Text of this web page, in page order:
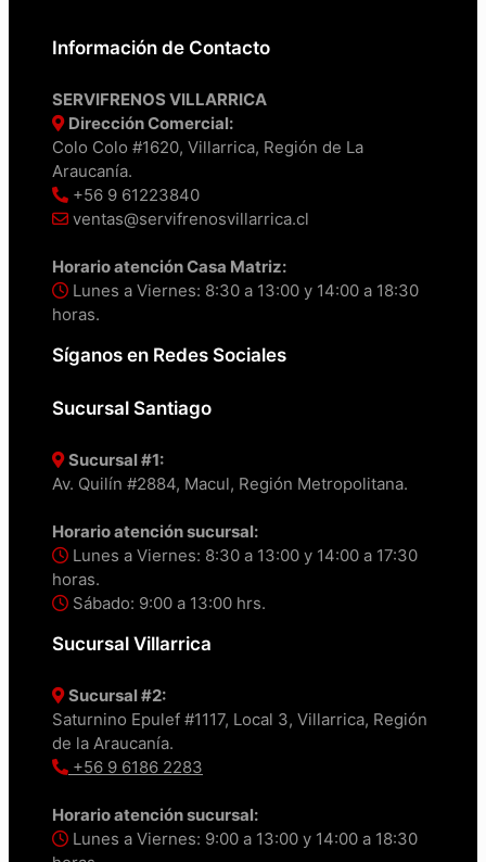
Información de Contacto
SERVIFRENOS VILLARRICA
Dirección Comercial:
Colo Colo #1620, Villarrica, Región de La
Araucanía.
+56 9 61223840
ventas@servifrenosvillarrica.cl
Horario atención Casa Matriz:
Lunes a Viernes: 8:30 a 13:00 y 14:00 a 18:30
horas.
Síganos en Redes Sociales
Sucursal Santiago
Sucursal #1:
Av. Quilín #2884, Macul, Región Metropolitana.
Horario atención sucursal:
Lunes a Viernes: 8:30 a 13:00 y 14:00 a 17:30
horas.
Sábado: 9:00 a 13:00 hrs.
Sucursal Villarrica
Sucursal #2:
Saturnino Epulef #1117, Local 3, Villarrica, Región
de la Araucanía.
+56 9 6186 2283
Horario atención sucursal:
Lunes a Viernes: 9:00 a 13:00 y 14:00 a 18:30